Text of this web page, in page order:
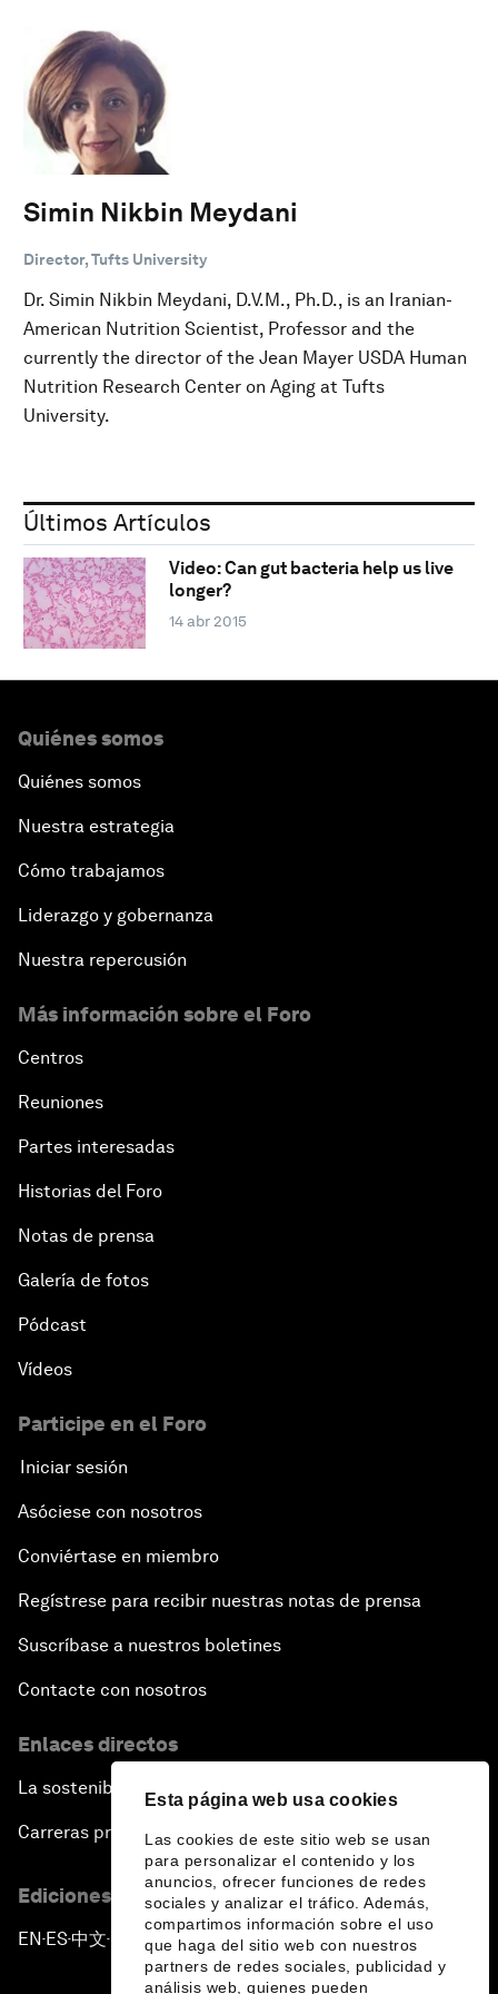
Esta página web usa cookies
Las cookies de este sitio web se usan
para personalizar el contenido y los
anuncios, ofrecer funciones de redes
sociales y analizar el tráfico. Además,
compartimos información sobre el uso
que haga del sitio web con nuestros
partners de redes sociales, publicidad y
análisis web, quienes pueden
Simin Nikbin Meydani
Director, Tufts University
Dr. Simin Nikbin Meydani, D.V.M., Ph.D., is an Iranian-
American Nutrition Scientist, Professor and the
currently the director of the Jean Mayer USDA Human
Nutrition Research Center on Aging at Tufts
University.
Últimos Artículos
Video: Can gut bacteria help us live
longer?
14 abr 2015
Quiénes somos
Quiénes somos
Nuestra estrategia
Cómo trabajamos
Liderazgo y gobernanza
Nuestra repercusión
Más información sobre el Foro
Centros
Reuniones
Partes interesadas
Historias del Foro
Notas de prensa
Galería de fotos
Pódcast
Vídeos
Participe en el Foro
Iniciar sesión
Asóciese con nosotros
Conviértase en miembro
Regístrese para recibir nuestras notas de prensa
Suscríbase a nuestros boletines
Contacte con nosotros
Enlaces directos
La sostenibilidad en el Foro
Carreras profesionales
Ediciones en otros idiomas
EN ▪ES▪中文▪ 日本語